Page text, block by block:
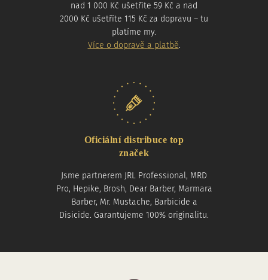
nad 1 000 Kč ušetříte 59 Kč a nad
2000 Kč ušetříte 115 Kč za dopravu – tu
platíme my.
Více o dopravě a platbě.
Oficiální distribuce top
značek
Jsme partnerem JRL Professional, MRD
Pro, Hepike, Brosh, Dear Barber, Marmara
Barber, Mr. Mustache, Barbicide a
Disicide. Garantujeme 100% originalitu.